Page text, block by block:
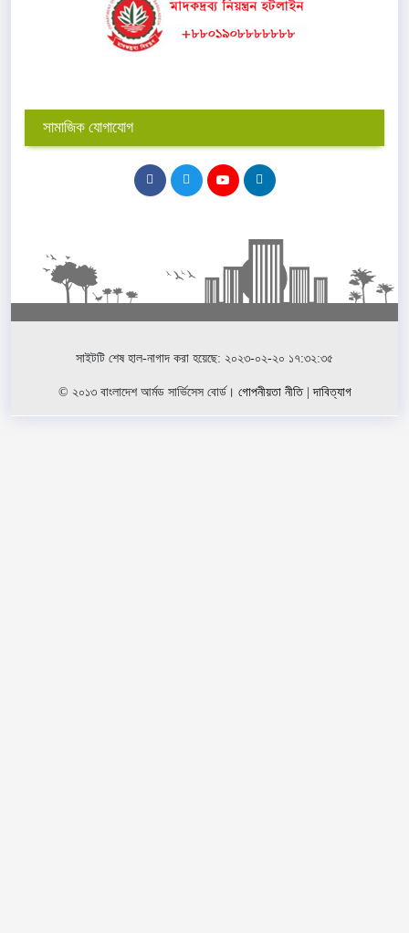
সামাজিক যোগাযোগ
সাইটটি শেষ হাল-নাগাদ করা হয়েছে: ২০২৩-০২-২০ ১৭:৩২:৩৫
© ২০১৩ বাংলাদেশ আর্মড সার্ভিসেস বোর্ড। গোপনীয়তা নীতি|দাবিত্যাগ